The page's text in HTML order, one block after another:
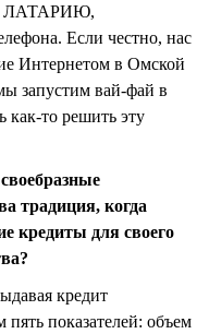
ЛАТАРИЮ,
Если честно, нас
Интернетом в Омской
запустим вай-фай в
как-то решить эту
традиция, когда
кредиты для своего
кредит
показателей: объем